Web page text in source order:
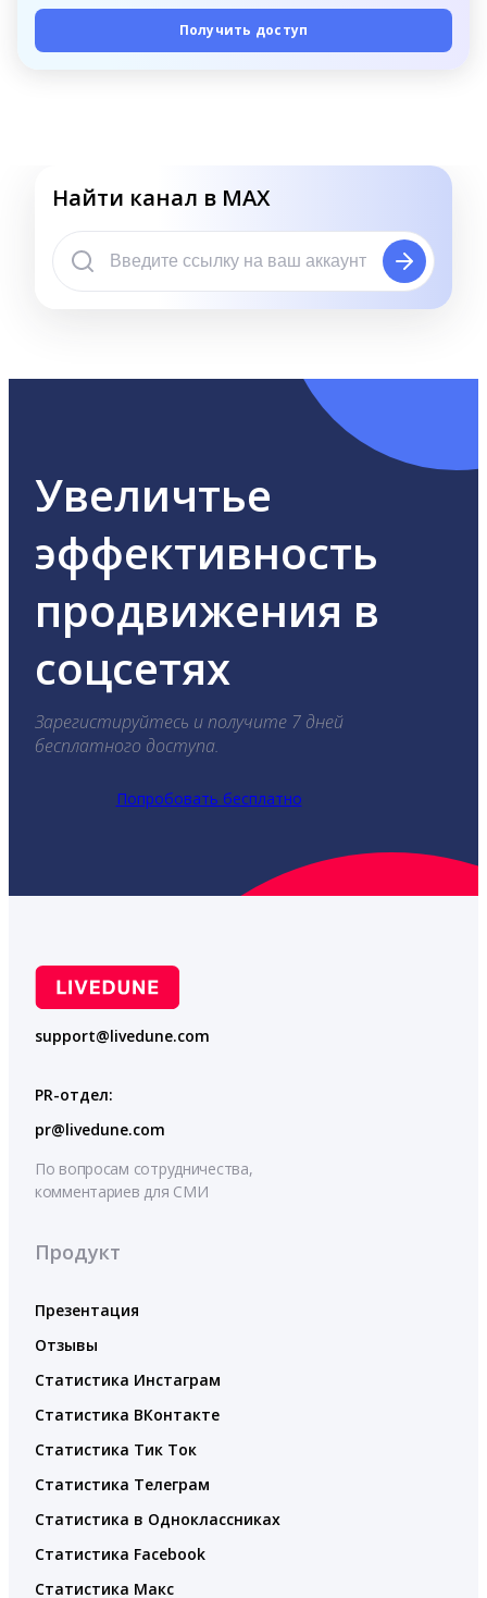
Получить доступ
Найти канал в MAX
Увеличтье
эффективность
продвижения в
соцсетях
Зарегистируйтесь и получите 7 дней
бесплатного доступа.
Попробовать бесплатно
support@livedune.com
PR-отдел:
pr@livedune.com
По вопросам сотрудничества,
комментариев для СМИ
Продукт
Презентация
Отзывы
Статистика Инстаграм
Статистика ВКонтакте
Статистика Тик Ток
Статистика Телеграм
Статистика в Одноклассниках
Статистика Facebook
Статистика Макс